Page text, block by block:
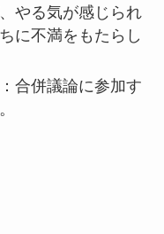
やる気が感じられ
に不満をもたらし
：合併議論に参加す